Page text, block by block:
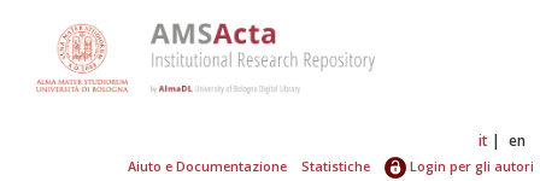
it en
Aiuto e Documentazione Statistiche Login per gli autori